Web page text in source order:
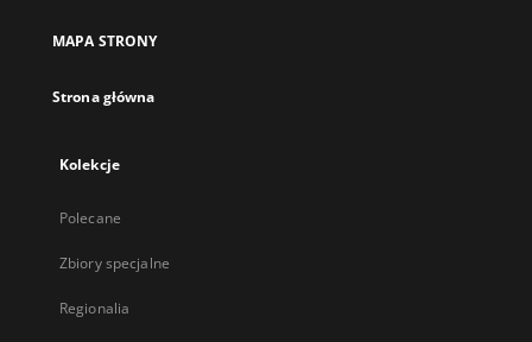
MAPA STRONY
Strona główna
Kolekcje
Polecane
Zbiory specjalne
Regionalia